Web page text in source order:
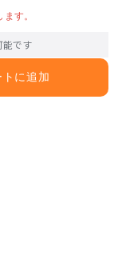
す。
能です
トに追加